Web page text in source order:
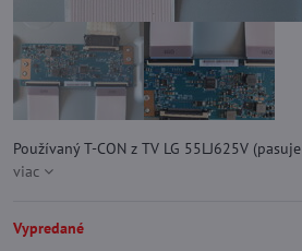
Používaný T-CON z TV LG 55LJ625V
viac
Vypredané